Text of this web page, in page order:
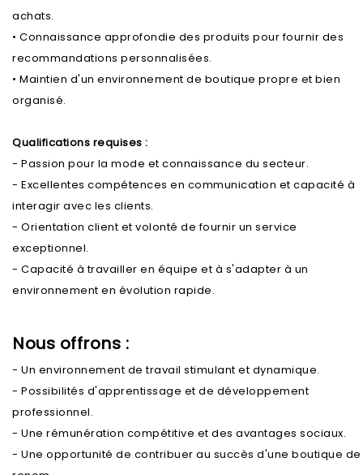
achats.
• Connaissance approfondie des produits pour fournir des
recommandations personnalisées.
• Maintien d'un environnement de boutique propre et bien
organisé.
Qualifications requises :
- Passion pour la mode et connaissance du secteur.
- Excellentes compétences en communication et capacité à
interagir avec les clients.
- Orientation client et volonté de fournir un service
exceptionnel.
- Capacité à travailler en équipe et à s'adapter à un
environnement en évolution rapide.
Nous offrons :
- Un environnement de travail stimulant et dynamique.
- Possibilités d'apprentissage et de développement
professionnel.
- Une rémunération compétitive et des avantages sociaux.
- Une opportunité de contribuer au succès d'une boutique de